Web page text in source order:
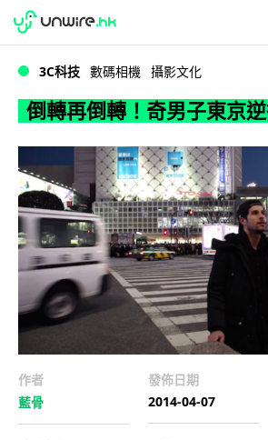
倒轉再倒轉！奇男子東京逆
WWDC 2026
3C科技 數碼相機 攝影文化
倒轉再倒轉！奇男子東京
作者
藍骨
發佈日期
2014-04-07